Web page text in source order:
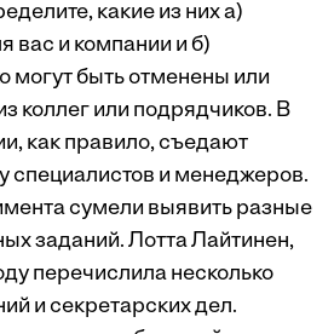
какие из них а)
вас и компании и б)
могут быть отменены или
коллег или подрядчиков. В
как правило, съедают
специалистов и менеджеров.
сумели выявить разные
заданий. Лотта Лайтинен,
перечислила несколько
и секретарских дел.